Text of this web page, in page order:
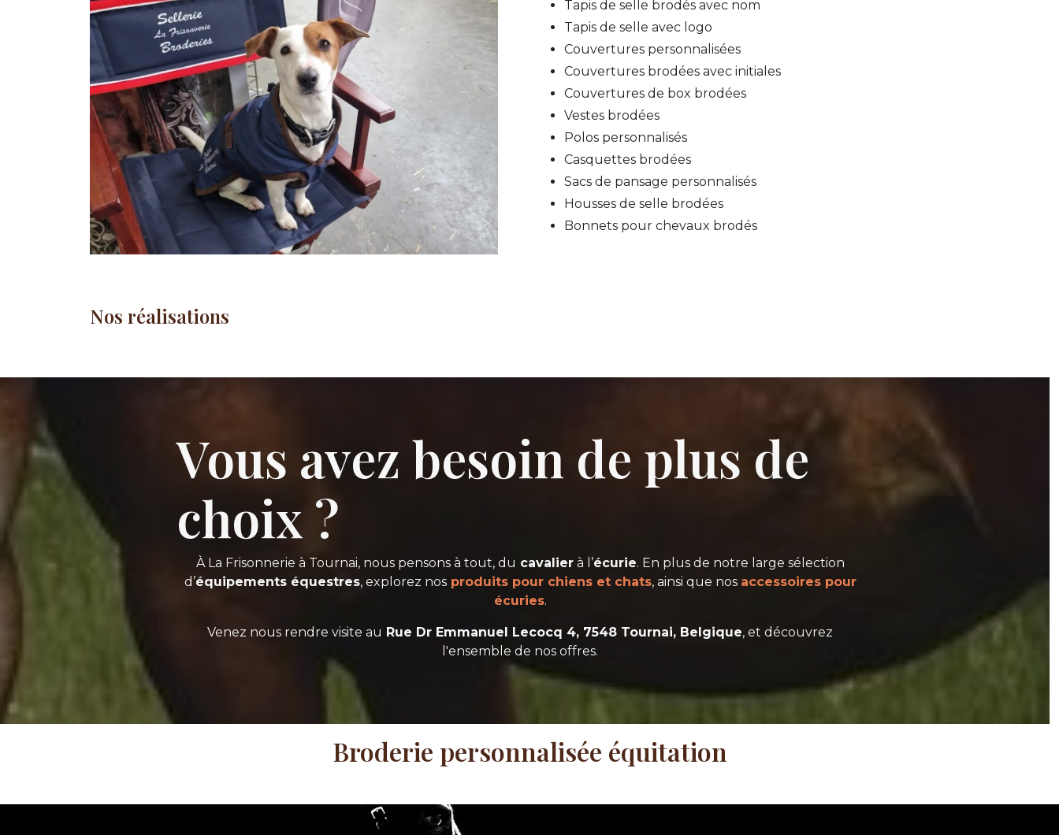
Tapis de selle brodés avec nom
Tapis de selle avec logo
Couvertures personnalisées
Couvertures brodées avec initiales
Couvertures de box brodées
Vestes brodées
Polos personnalisés
Casquettes brodées
Sacs de pansage personnalisés
Housses de selle brodées
Bonnets pour chevaux brodés
Nos réalisations
Vous avez besoin de plus de
choix ?
À La Frisonnerie à Tournai, nous pensons à tout, du cavalierà l’écurie. En plus de notre large sélection
d’équipements équestres, explorez nosproduits pour chiens et chats, ainsi que nos accessoires pour
écuries.
Venez nous rendre visite au Rue Dr Emmanuel Lecocq 4, 7548 Tournai, Belgique, et découvrez
l'ensemble de nos offres.
Broderie personnalisée équitation